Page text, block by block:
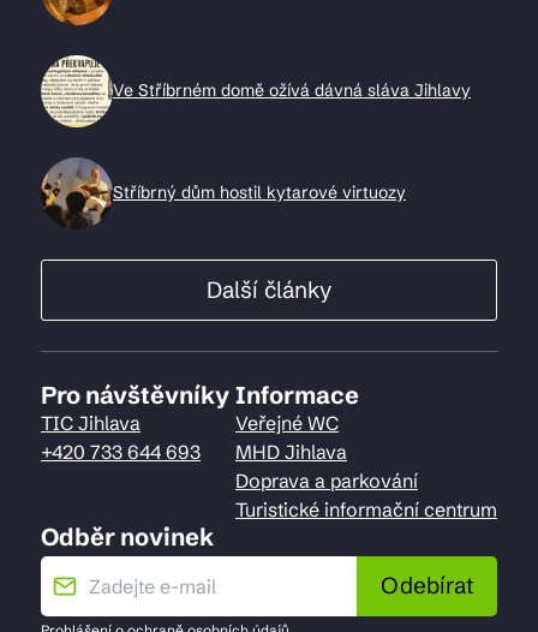
Ve Stříbrném domě ožívá dávná sláva Jihlavy
Stříbrný dům hostil kytarové virtuozy
Další články
Pro návštěvníky
TIC Jihlava
+420 733 644 693
Informace
Veřejné WC
MHD Jihlava
Doprava a parkování
Turistické informační centrum
Odběr novinek
Odebírat